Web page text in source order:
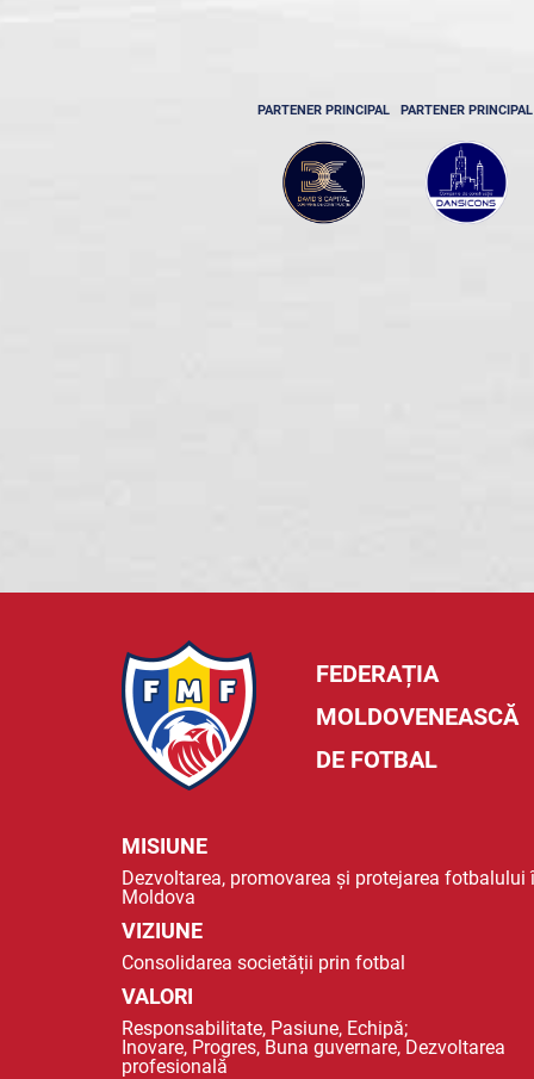
PARTENER PRINCIPAL PARTENER PRINCIPAL
FEDERAȚIA
MOLDOVENEASCĂ
DE FOTBAL
MISIUNE
Dezvoltarea, promovarea și protejarea fotbalului
Moldova
VIZIUNE
Consolidarea societății prin fotbal
VALORI
Responsabilitate, Pasiune, Echipă;
Inovare, Progres, Buna guvernare, Dezvoltarea
profesională